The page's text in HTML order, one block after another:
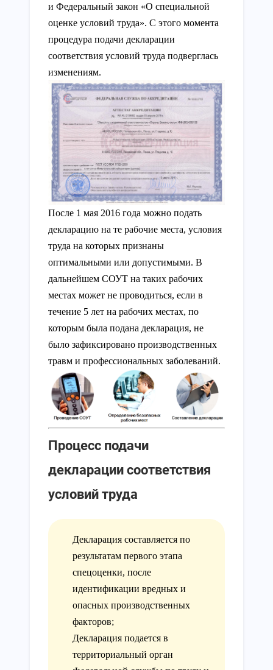
и Федеральный закон «О специальной
оценке условий труда». С этого момента
процедура подачи декларации
соответствия условий труда подверглась
изменениям.
После 1 мая 2016 года можно подать
декларацию на те рабочие места, условия
труда на которых признаны
оптимальными или допустимыми. В
дальнейшем СОУТ на таких рабочих
местах может не проводиться, если в
течение 5 лет на рабочих местах, по
которым была подана декларация, не
было зафиксировано производственных
травм и профессиональных заболеваний.
Процесс подачи
декларации соответствия
условий труда
Декларация составляется по
результатам первого этапа
спецоценки, после
идентификации вредных и
опасных производственных
факторов;
Декларация подается в
территориальный орган